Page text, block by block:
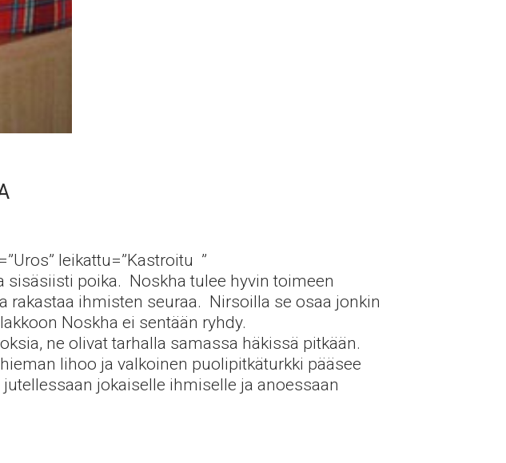
leikattu=”Kastroitu ”
sisäsiisti poika. Noskha tulee hyvin toimeen
rakastaa ihmisten seuraa. Nirsoilla se osaa jonkin
Noskha ei sentään ryhdy.
ne olivat tarhalla samassa häkissä pitkään.
lihoo ja valkoinen puolipitkäturkki pääsee
jokaiselle ihmiselle ja anoessaan